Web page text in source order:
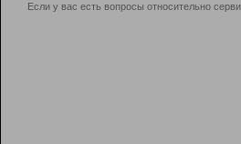
Если у вас есть вопросы относительно